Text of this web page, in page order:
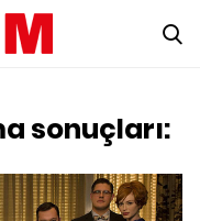
sonuçları: